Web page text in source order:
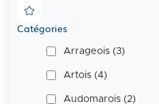
Catégories
Arrageois (3)
Artois (4)
Audomarois (2)